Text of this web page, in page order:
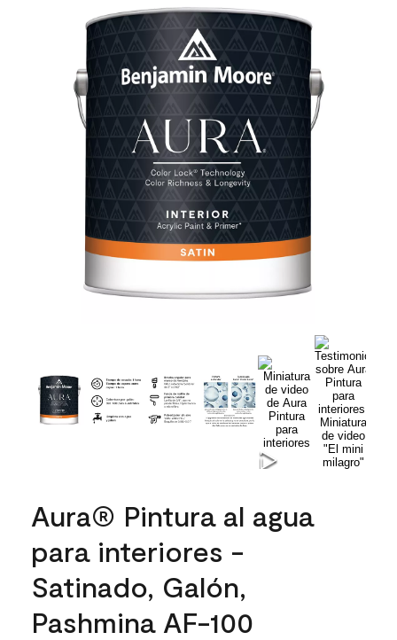
Aura® Pintura al agua
para interiores -
Satinado, Galón,
Pashmina AF-100